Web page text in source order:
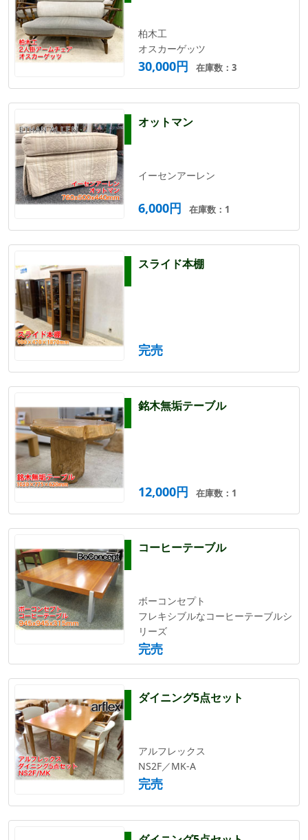
柏木工
オスカーゲッツ
30,000円 在庫数：3
オットマン
イーセンアーレン
6,000円 在庫数：1
スライド本棚
完売
銘木無垢テーブル
12,000円 在庫数：1
コーヒーテーブル
ボーコンセプト
フレキシブルなコーヒーテーブルシ
リーズ
完売
ダイニング5点セット
アルフレックス
NS2F／MK-A
完売